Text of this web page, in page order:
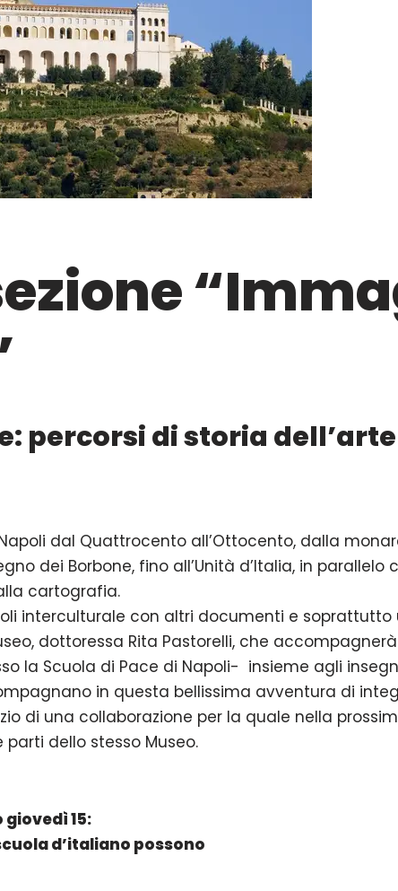
percorsi di storia
dal Quattrocento all’Ottocento, dalla
dei Borbone, fino all’Unità d’Italia, in parallelo
cartografia.
interculturale con altri documenti e soprattutto
dottoressa Rita Pastorelli, che
la Scuola di Pace di Napoli- insieme agli
in questa bellissima avventura di
di una collaborazione per la quale nella
dello stesso Museo.
15:
d’italiano possono